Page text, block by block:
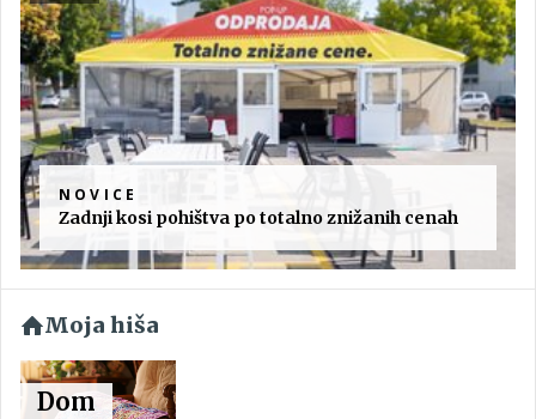
NOVICE
Zadnji kosi pohištva po totalno znižanih cenah
Moja hiša
Dom